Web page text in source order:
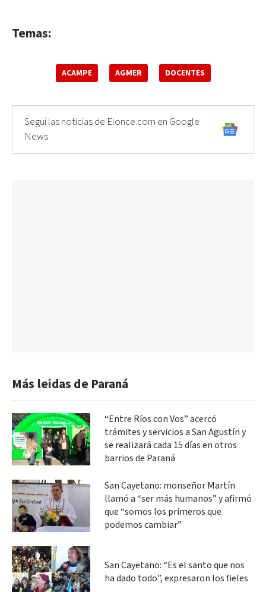
Temas:
ACAMPE AGMER DOCENTES
Seguí las noticias de Elonce.com en Google
News
Más leidas de Paraná
“Entre Ríos con Vos” acercó
trámites y servicios a San Agustín y
se realizará cada 15 días en otros
barrios de Paraná
San Cayetano: monseñor Martín
llamó a “ser más humanos” y afirmó
que “somos los primeros que
podemos cambiar”
San Cayetano: “Es el santo que nos
ha dado todo”, expresaron los fieles